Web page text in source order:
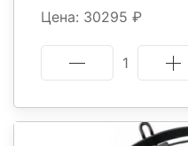
Цена: 30295 ₽
1